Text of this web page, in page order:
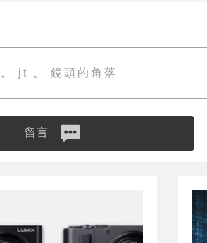
jt 鏡頭的角落
留言